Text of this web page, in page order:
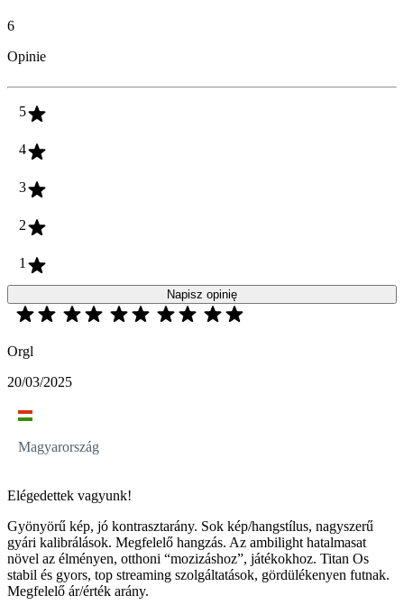
6
Opinie
5
4
3
2
1
Napisz opinię
Orgl
20/03/2025
Magyarország
Elégedettek vagyunk!
Gyönyörű kép, jó kontrasztarány. Sok kép/hangstílus, nagyszerű
gyári kalibrálások. Megfelelő hangzás. Az ambilight hatalmasat
növel az élményen, otthoni “mozizáshoz”, játékokhoz. Titan Os
stabil és gyors, top streaming szolgáltatások, gördülékenyen futnak.
Megfelelő ár/érték arány.